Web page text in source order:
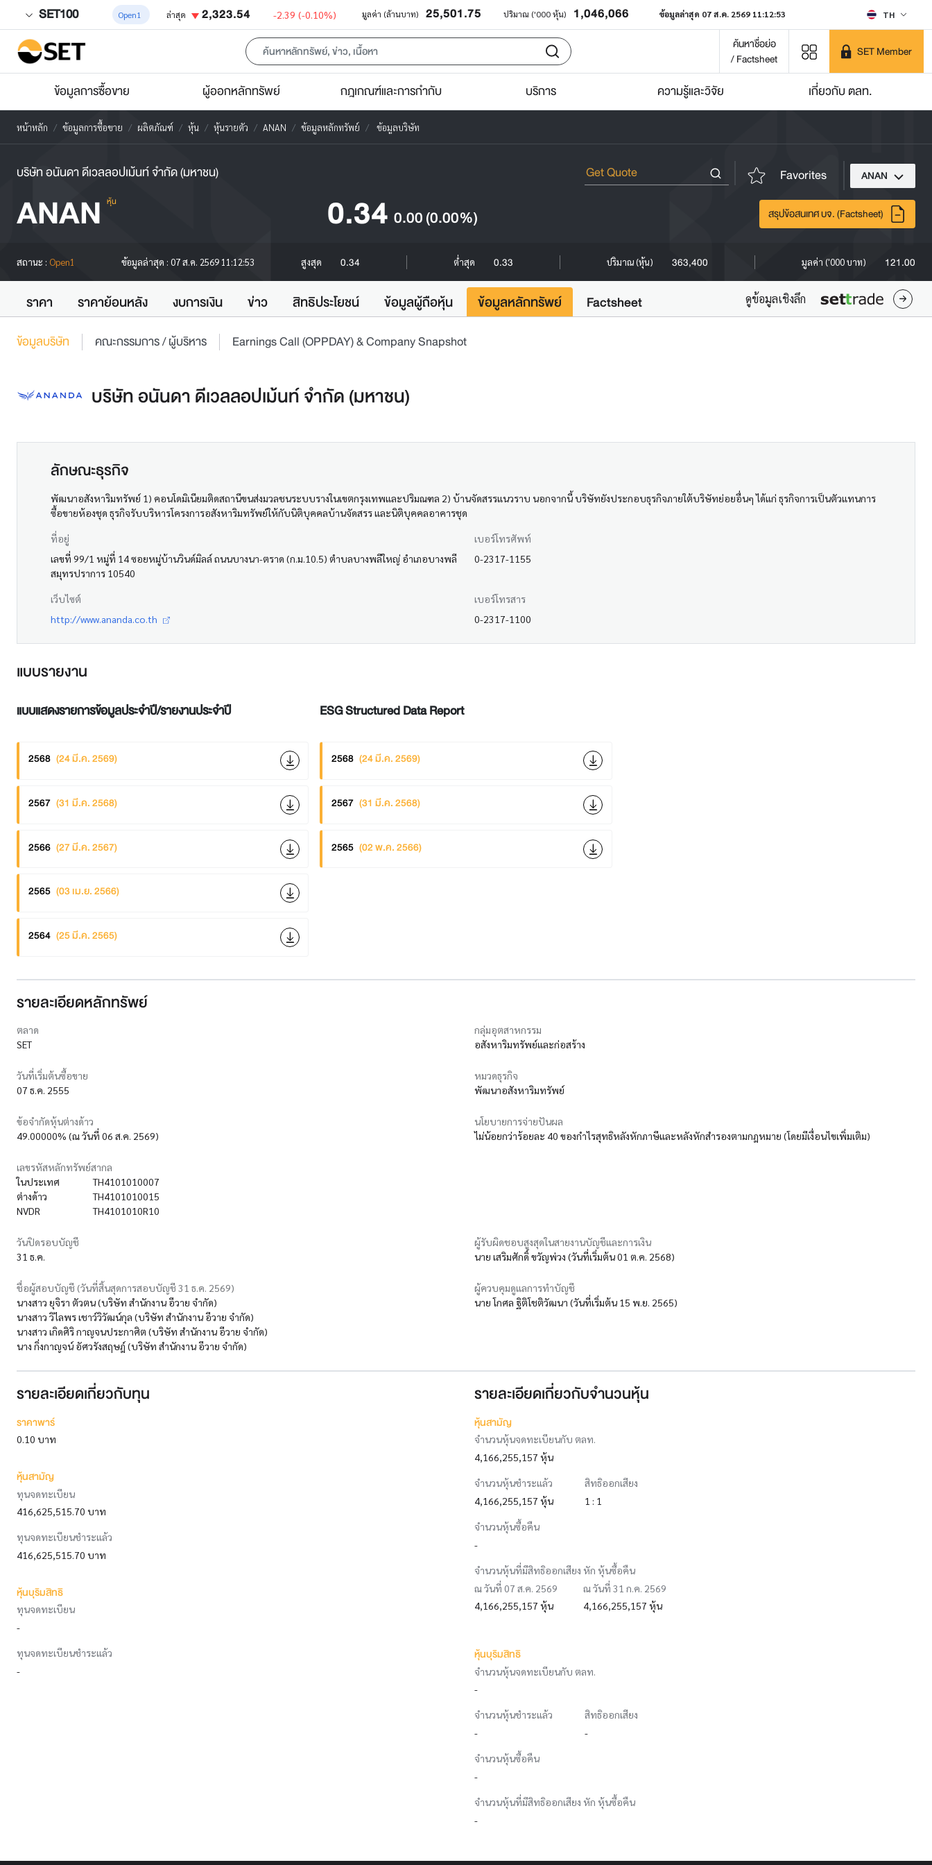
SET100 Open1 ล่าสุด 2,323.54 -2.39 (-0.10%) มูลค่า (ล้านบาท) 25,501.75 ปริมาณ ('000 หุ้น) 1,046,066 ข้อมูลล่าสุด 07 ส.ค. 2569 11:12:53 TH
ค้นหาชื่อย่อ
/ Factsheet
SET Member
ข้อมูลการซื้อขาย ผู้ออกหลักทรัพย์ กฎเกณฑ์และการกำกับ บริการ ความรู้และวิจัย เกี่ยวกับ ตลท.
หน้าหลัก ข้อมูลการซื้อขาย ผลิตภัณฑ์ หุ้น หุ้นรายตัว ANAN ข้อมูลหลักทรัพย์ ข้อมูลบริษัท
บริษัท อนันดา ดีเวลลอปเม้นท์ จำกัด (มหาชน) Favorites ANAN
ANAN หุ้น 0.34 0.00(0.00%) สรุปข้อสนเทศ บจ. (Factsheet)
สถานะ : Open1 ข้อมูลล่าสุด : 07 ส.ค. 2569 11:12:53 สูงสุด 0.34 ต่ำสุด 0.33 ปริมาณ (หุ้น) 363,400 มูลค่า ('000 บาท) 121.00
ราคา ราคาย้อนหลัง งบการเงิน ข่าว สิทธิประโยชน์ ข้อมูลผู้ถือหุ้น ข้อมูลหลักทรัพย์ Factsheet ดูข้อมูลเชิงลึก
ข้อมูลบริษัท คณะกรรมการ / ผู้บริหาร Earnings Call (OPPDAY) & Company Snapshot
บริษัท อนันดา ดีเวลลอปเม้นท์ จำกัด (มหาชน)
ลักษณะธุรกิจ
พัฒนาอสังหาริมทรัพย์ 1) คอนโดมิเนียมติดสถานีขนส่งมวลชนระบบรางในเขตกรุงเทพและปริมณฑล 2) บ้านจัดสรรแนวราบ นอกจากนี้ บริษัทยังประกอบธุรกิจภายใต้บริษัทย่อยอื่นๆ ได้แก่ ธุรกิจการเป็นตัวแทนการ
ซื้อขายห้องชุด ธุรกิจรับบริหารโครงการอสังหาริมทรัพย์ให้กับนิติบุคคลบ้านจัดสรร และนิติบุคคลอาคารชุด
ที่อยู่
เลขที่ 99/1 หมู่ที่ 14 ซอยหมู่บ้านวินด์มิลล์ ถนนบางนา-ตราด (ก.ม.10.5) ตำบลบางพลีใหญ่ อำเภอบางพลี
สมุทรปราการ 10540
เบอร์โทรศัพท์
0-2317-1155
เว็บไซต์
http://www.ananda.co.th
เบอร์โทรสาร
0-2317-1100
แบบรายงาน
แบบแสดงรายการข้อมูลประจำปี/รายงานประจำปี
2568 (24 มี.ค. 2569)
2567 (31 มี.ค. 2568)
2566 (27 มี.ค. 2567)
2565 (03 เม.ย. 2566)
2564 (25 มี.ค. 2565)
ESG Structured Data Report
2568 (24 มี.ค. 2569)
2567 (31 มี.ค. 2568)
2565 (02 พ.ค. 2566)
รายละเอียดหลักทรัพย์
ตลาด
SET
กลุ่มอุตสาหกรรม
อสังหาริมทรัพย์และก่อสร้าง
วันที่เริ่มต้นซื้อขาย
07 ธ.ค. 2555
หมวดธุรกิจ
พัฒนาอสังหาริมทรัพย์
ข้อจำกัดหุ้นต่างด้าว
49.00000% (ณ วันที่ 06 ส.ค. 2569)
นโยบายการจ่ายปันผล
ไม่น้อยกว่าร้อยละ 40 ของกำไรสุทธิหลังหักภาษีและหลังหักสำรองตามกฎหมาย (โดยมีเงื่อนไขเพิ่มเติม)
เลขรหัสหลักทรัพย์สากล
ในประเทศ
TH4101010007
ต่างด้าว
TH4101010015
NVDR
TH4101010R10
วันปิดรอบบัญชี
31 ธ.ค.
ชื่อผู้สอบบัญชี (วันที่สิ้นสุดการสอบบัญชี 31 ธ.ค. 2569)
นางสาว ยุจิรา ตัวตน (บริษัท สำนักงาน อีวาย จำกัด)
นางสาว วิไลพร เชาว์วิวัฒน์กุล (บริษัท สำนักงาน อีวาย จำกัด)
นางสาว เกิดศิริ กาญจนประกาศิต (บริษัท สำนักงาน อีวาย จำกัด)
นาง กิ่งกาญจน์ อัศวรังสฤษฎ์ (บริษัท สำนักงาน อีวาย จำกัด)
ผู้รับผิดชอบสูงสุดในสายงานบัญชีและการเงิน
นาย เสริมศักดิ์ ขวัญพ่วง (วันที่เริ่มต้น 01 ต.ค. 2568)
ผู้ควบคุมดูแลการทำบัญชี
นาย โกศล ฐิติโชติวัฒนา (วันที่เริ่มต้น 15 พ.ย. 2565)
รายละเอียดเกี่ยวกับทุน
ราคาพาร์
0.10 บาท
หุ้นสามัญ
ทุนจดทะเบียน
416,625,515.70 บาท
ทุนจดทะเบียนชำระแล้ว
416,625,515.70 บาท
หุ้นบุริมสิทธิ
ทุนจดทะเบียน
-
ทุนจดทะเบียนชำระแล้ว
-
รายละเอียดเกี่ยวกับจำนวนหุ้น
หุ้นสามัญ
จำนวนหุ้นจดทะเบียนกับ ตลท.
4,166,255,157 หุ้น
จำนวนหุ้นชำระแล้ว
4,166,255,157 หุ้น
สิทธิออกเสียง
1 : 1
จำนวนหุ้นซื้อคืน
-
จำนวนหุ้นที่มีสิทธิออกเสียง หัก หุ้นซื้อคืน
ณ วันที่ 07 ส.ค. 2569
4,166,255,157 หุ้น
ณ วันที่ 31 ก.ค. 2569
4,166,255,157 หุ้น
หุ้นบุริมสิทธิ
จำนวนหุ้นจดทะเบียนกับ ตลท.
-
จำนวนหุ้นชำระแล้ว
-
สิทธิออกเสียง
-
จำนวนหุ้นซื้อคืน
-
จำนวนหุ้นที่มีสิทธิออกเสียง หัก หุ้นซื้อคืน
-